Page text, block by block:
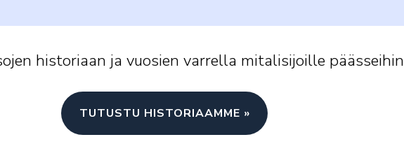
historiaan ja vuosien varrella mitalisijoille päässeihin
TUTUSTU HISTORIAAMME »